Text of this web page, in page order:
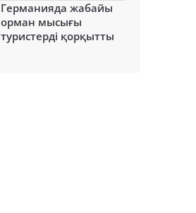
Германияда жабайы
орман мысығы
туристерді қорқытты